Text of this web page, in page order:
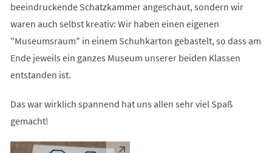
beeindruckende Schatzkammer angeschaut, sondern wir
waren auch selbst kreativ: Wir haben einen eigenen
"Museumsraum" in einem Schuhkarton gebastelt, so dass am
Ende jeweils ein ganzes Museum unserer beiden Klassen
entstanden ist.
Das war wirklich spannend hat uns allen sehr viel Spaß
gemacht!